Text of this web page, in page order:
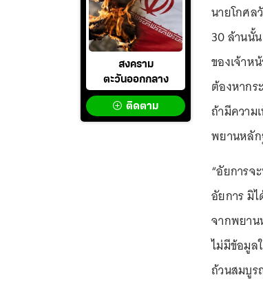
สงคราม
ตะวันออกกลาง
ติดตาม
นายโกศล
30 ล้านนั้
ของเจ้าห
ต้องหาก
ถ้ามีความ
พยานหลั
“อัยการ
อัยการ มิ
จากพยาน
ไม่มีข้อมูล
ถ้วนสมบูร